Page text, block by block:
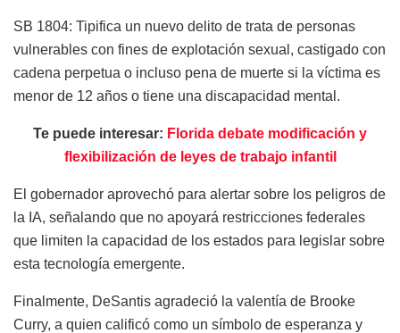
SB 1804: Tipifica un nuevo delito de trata de personas
vulnerables con fines de explotación sexual, castigado con
cadena perpetua o incluso pena de muerte si la víctima es
menor de 12 años o tiene una discapacidad mental.
Te puede interesar: Florida debate modificación y
flexibilización de leyes de trabajo infantil
El gobernador aprovechó para alertar sobre los peligros de
la IA, señalando que no apoyará restricciones federales
que limiten la capacidad de los estados para legislar sobre
esta tecnología emergente.
Finalmente, DeSantis agradeció la valentía de Brooke
Curry, a quien calificó como un símbolo de esperanza y